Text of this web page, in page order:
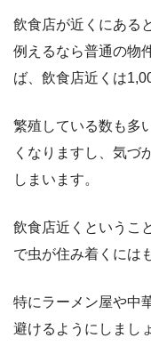
飲食店が近くにある
例えるなら普通の物
ば、飲食店近くは
繁殖している数も多
くなりますし、気づ
しまいます。
飲食店近くというこ
で虫が住み着くには
特にラーメン屋や中
避けるようにしまし